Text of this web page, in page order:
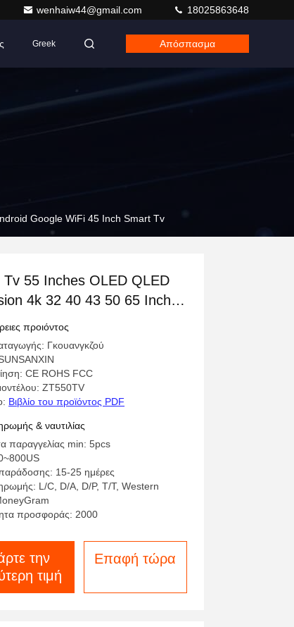
wenhaiw44@gmail.com 18025863648
Greek Απόσπασμα
Google WiFi 45 Inch Smart Tv
Tv 55 Inches OLED QLED
4k 32 40 43 50 65 Inch
With Android Google WiFi
Smart Tv
προιόντος
Γκουανγκζού
CE ROHS FCC
ZT550TV
Βιβλίο του προϊόντος PDF
& ναυτιλίας
παραγγελίας min: 5pcs
15-25 ημέρες
L/C, D/A, D/P, T/T, Western
προσφοράς: 2000
την
τιμή
Επαφή τώρα